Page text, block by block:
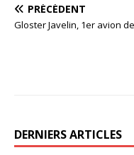
PRÉCÉDENT
Gloster Javelin, 1er avion
DERNIERS ARTICLES